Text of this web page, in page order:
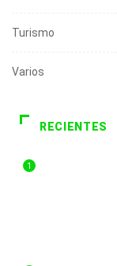
Turismo
Varios
RECIENTES
1